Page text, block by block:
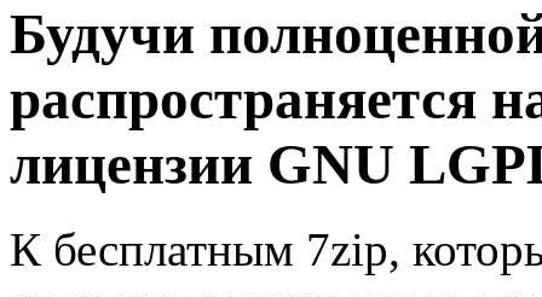
Будучи
распространяется
лицензии GNU
К бесплатным 7zip,